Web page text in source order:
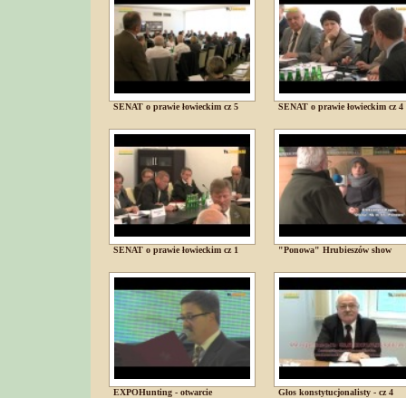
SENAT o prawie łowieckim cz 5 SENAT o prawie łowieckim cz 4
SENAT o prawie łowieckim cz 1 "Ponowa" Hrubieszów show
EXPOHunting - otwarcie Głos konstytucjonalisty - cz 4